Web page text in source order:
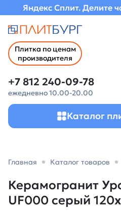
Яндекс Сплит. Делите
Плитка по ценам
производителя
+7 812 240-09-78
ежедневно 10.00-20.00
Каталог
Главная Каталог товаров
Керамогранит
UF000 серый